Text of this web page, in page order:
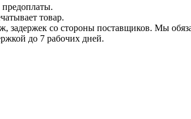
товар.
задержек со стороны поставщиков. Мы
до 7 рабочих дней.